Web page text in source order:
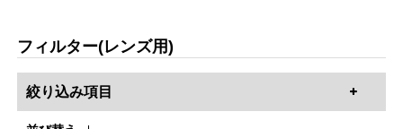
フィルター(レンズ用)
絞り込み項目